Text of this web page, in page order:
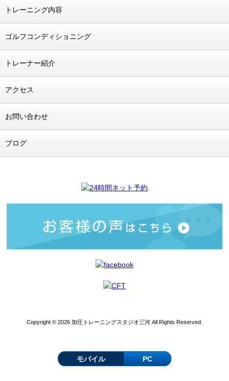
トレーニング内容
ゴルフコンディショニング
トレーナー紹介
アクセス
お問い合わせ
ブログ
Copyright © 2026 加圧トレーニングスタジオ三河 All Rights Reserved.
モバイル PC